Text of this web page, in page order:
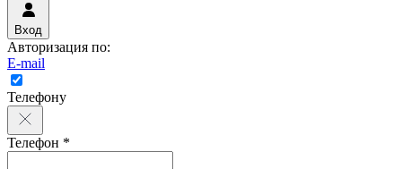
Вход
Авторизация по:
E-mail
Телефону
Телефон *